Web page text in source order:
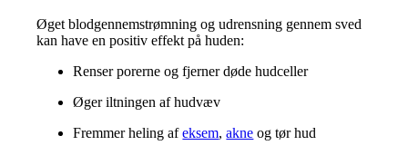
Øget blodgennemstrømning og udrensning gennem sved
kan have en positiv effekt på huden:
Renser porerne og fjerner døde hudceller
Øger iltningen af hudvæv
Fremmer heling afeksem,akne og tør hud